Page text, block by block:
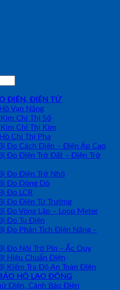
ĐIỆN, ĐIỆN TỬ
Vạn Năng
Chỉ Thị Số
Chỉ Thị Kim
Chỉ Thị Pha
Đo Cách Điện – Điện Áp Cao
Đo Điện Trở Đất – Điện Trở
Đo Điện Trở Nhỏ
Đo Dòng Dò
Đo LCR
Đo Điện Từ Trường
Đo Vòng Lặp – Loop Meter
Đo Tụ Điện
Đo Phân Tích Điện Năng –
Đo Nội Trở Pin – Ắc Quy
Hiệu Chuẩn Điện
Kiểm Tra Độ An Toàn Điện
HỘ LAO ĐỘNG
Điện, Cảnh Báo Điện